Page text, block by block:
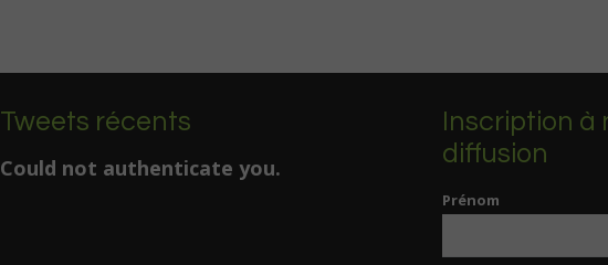
Tweets récents
Could not authenticate you.
Inscription à
diffusion
Prénom